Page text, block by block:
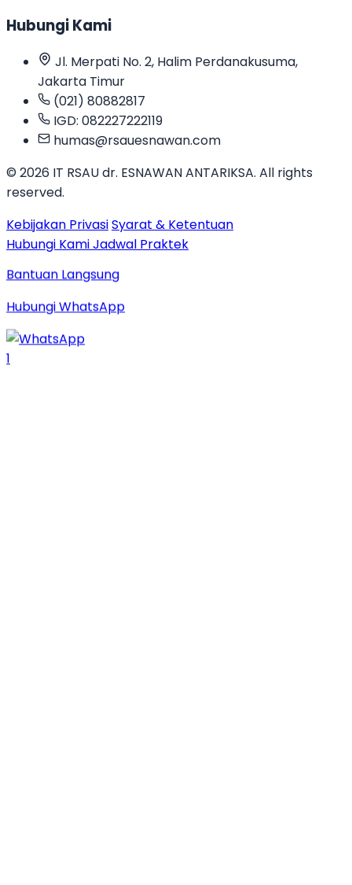
Hubungi Kami
Jl. Merpati No. 2, Halim Perdanakusuma,
Jakarta Timur
(021) 80882817
IGD: 082227222119
humas@rsauesnawan.com
© 2026 IT RSAU dr. ESNAWAN ANTARIKSA. All rights
reserved.
Kebijakan PrivasiSyarat & Ketentuan
Hubungi KamiJadwal Praktek
Bantuan Langsung
Hubungi WhatsApp
1